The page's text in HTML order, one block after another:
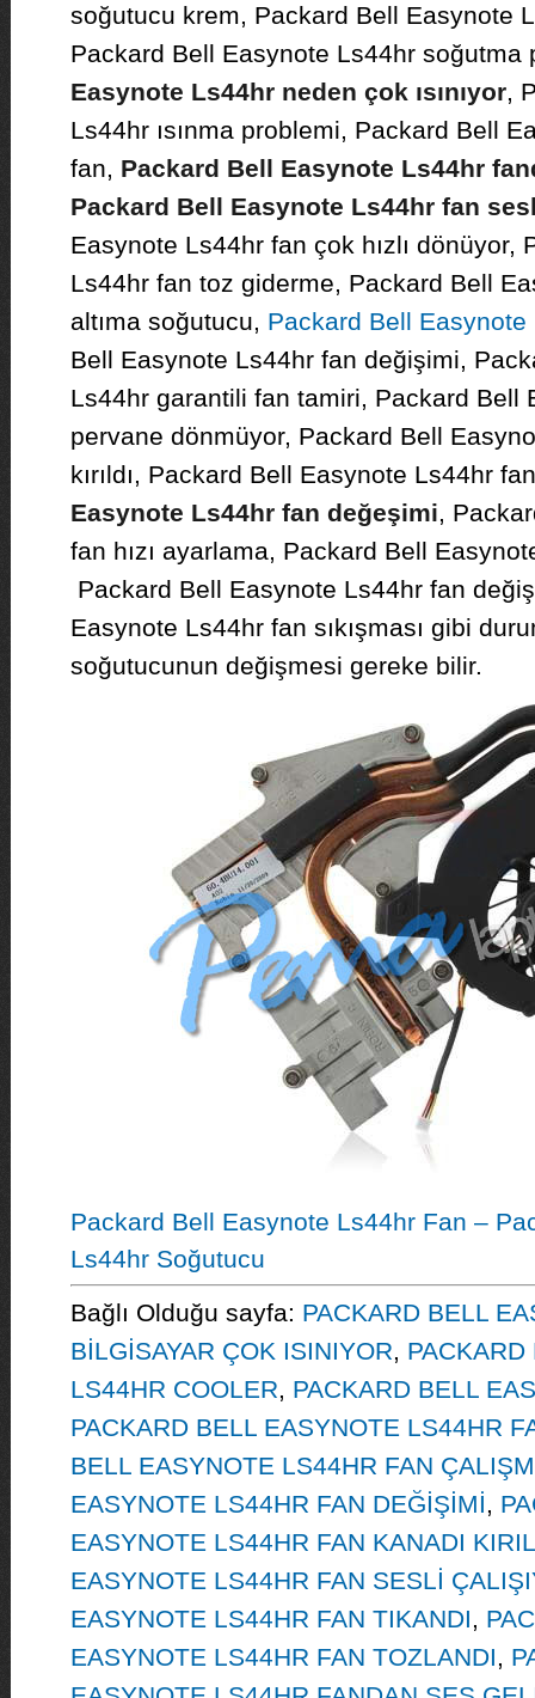
soğutucu krem, Packard Bell Easynote
Packard Bell Easynote Ls44hr soğutma
Easynote Ls44hr neden çok ısınıyor,
Ls44hr ısınma problemi, Packard Bell
fan, Packard Bell Easynote Ls44hr
Packard Bell Easynote Ls44hr fan
Easynote Ls44hr fan çok hızlı dönüyor,
Ls44hr fan toz giderme, Packard Bell
altıma soğutucu, Packard Bell Easynote
Bell Easynote Ls44hr fan değişimi,
Ls44hr garantili fan tamiri, Packard Bell
pervane dönmüyor, Packard Bell
kırıldı, Packard Bell Easynote Ls44hr
Easynote Ls44hr fan değeşimi,
fan hızı ayarlama, Packard Bell
Packard Bell Easynote Ls44hr fan
Easynote Ls44hr fan sıkışması gibi
soğutucunun değişmesi gereke bilir.
Packard Bell Easynote Ls44hr Fan –
Ls44hr Soğutucu
Bağlı Olduğu sayfa: PACKARD BELL
BİLGİSAYAR ÇOK ISINIYOR,
LS44HR COOLER, PACKARD BELL
PACKARD BELL EASYNOTE LS44HR
BELL EASYNOTE LS44HR FAN
EASYNOTE LS44HR FAN DEĞİŞİMİ,
EASYNOTE LS44HR FAN KANADI
EASYNOTE LS44HR FAN SESLİ
EASYNOTE LS44HR FAN TIKANDI,
EASYNOTE LS44HR FAN TOZLANDI,